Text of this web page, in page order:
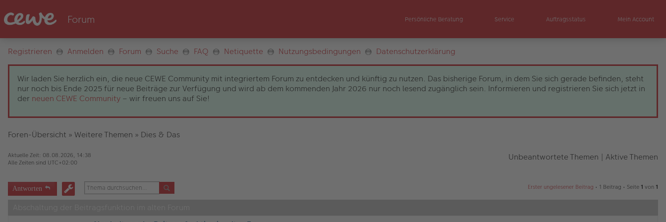
Persönliche Beratung Service Auftragsstatus Mein Account
Registrieren Anmelden Forum Suche FAQ Netiquette Nutzungsbedingungen Datenschutzerklärung
Wir laden Sie herzlich ein, die neue CEWE Community mit integriertem Forum zu entdecken und künftig zu nutzen. Das bisherige Forum, in dem Sie sich gerade befinden, steht
nur noch bis Ende 2025 für neue Beiträge zur Verfügung und wird ab dem kommenden Jahr 2026 nur noch lesend zugänglich sein. Informieren und registrieren Sie sich jetzt in
der neuen CEWE Community – wir freuen uns auf Sie!
Foren-Übersicht » Weitere Themen » Dies & Das
Aktuelle Zeit: 08.08.2026, 14:38
Alle Zeiten sind UTC+02:00 Unbeantwortete Themen | Aktive Themen
Antworten Erster ungelesener Beitrag • 1 Beitrag • Seite 1 von 1